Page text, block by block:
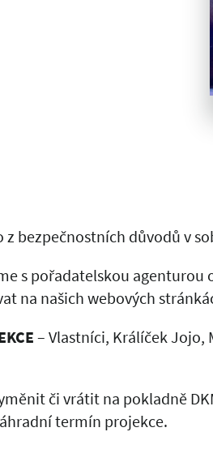
bezpečnostních důvodů v
s pořadatelskou
na našich webových
– Vlastníci, Králíček Jojo,
či vrátit na pokladně
termín projekce.